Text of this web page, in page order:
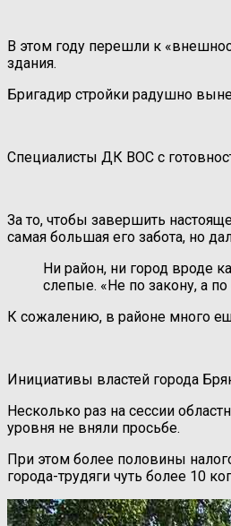
В этом году перешли к
здания.
Бригадир стройки радушно
Специалисты ДК ВОС с
За то, чтобы завершить
самая большая его забота, но
Ни район, ни город вроде
слепые. «Не по закону, а
К сожалению, в районе много
Инициативы властей города
Несколько раз на сессии
уровня не вняли просьбе.
При этом более половины
города-трудяги чуть более 10